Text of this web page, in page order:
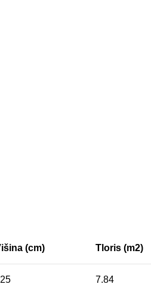
(cm) Tloris (m2)
7.84